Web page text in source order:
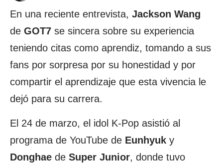
En una reciente entrevista, Jackson Wang
de GOT7 se sincera sobre su experiencia
teniendo citas como aprendiz, tomando a sus
fans por sorpresa por su honestidad y por
compartir el aprendizaje que esta vivencia le
dejó para su carrera.
El 24 de marzo, el idol K-Pop asistió al
programa de YouTube de Eunhyuk y
Donghae de Super Junior, donde tuvo